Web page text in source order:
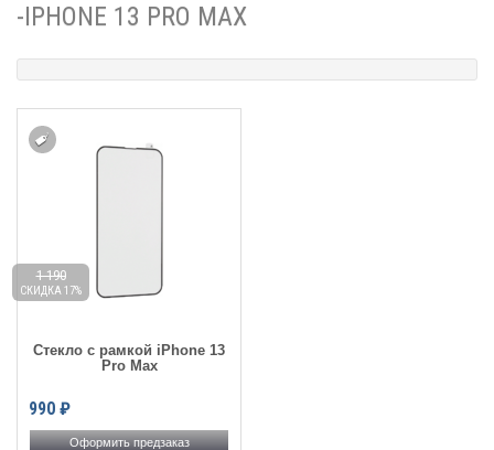
-IPHONE 13 PRO MAX
Стекло с рамкой iPhone 13
Pro Max
990 ₽
1 190
СКИДКА 17%
Оформить предзаказ